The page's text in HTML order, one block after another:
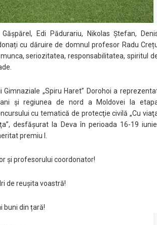
Gășpărel, Edi Pădurariu, Nikolas Ștefan,
cu dăruire de domnul profesor Radu
seriozitatea, responsabilitatea, spiritul
Gimnaziale „Spiru Haret” Dorohoi a
și regiunea de nord a Moldovei la
cu tematică de protecţie civilă „Cu
desfășurat la Deva în perioada 16-19
premiu I.
şi profesorului coordonator!
de reușita voastră!
buni din țară!